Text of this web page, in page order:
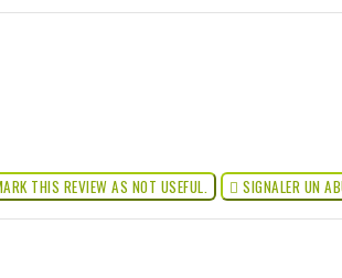
THIS REVIEW AS NOT USEFUL.  SIGNALER UN